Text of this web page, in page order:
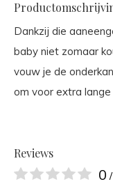
Dankzij die
baby niet zomaar
vouw je de
om voor extra
Reviews
0